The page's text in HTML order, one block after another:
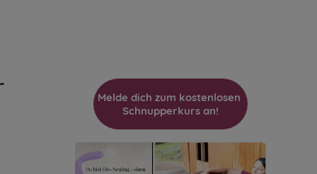
Melde dich zum kostenlosen
Schnupperkurs an!